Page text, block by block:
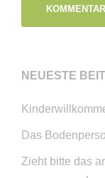
NEUESTE
Das
Zieht bitte das